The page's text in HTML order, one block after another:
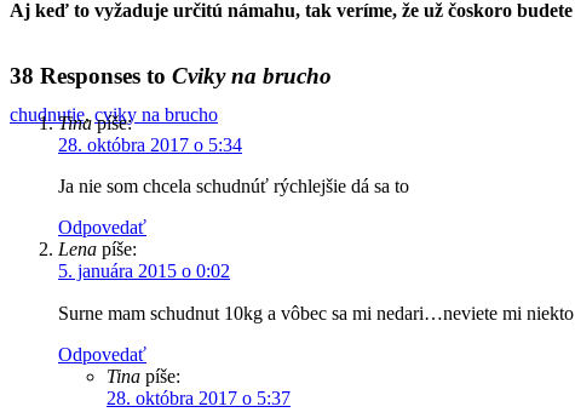
Aj keď to vyžaduje určitú námahu, tak veríme, že už čoskoro
chudnutie, cviky na brucho
38 Responses to Cviky na brucho
Tina píše:
28. októbra 2017 o 5:34
Ja nie som chcela schudnúť rýchlejšie dá sa to
Odpovedať
Lena píše:
5. januára 2015 o 0:02
Surne mam schudnut 10kg a vôbec sa mi nedari…neviete mi
Odpovedať
Tina píše:
28. októbra 2017 o 5:37